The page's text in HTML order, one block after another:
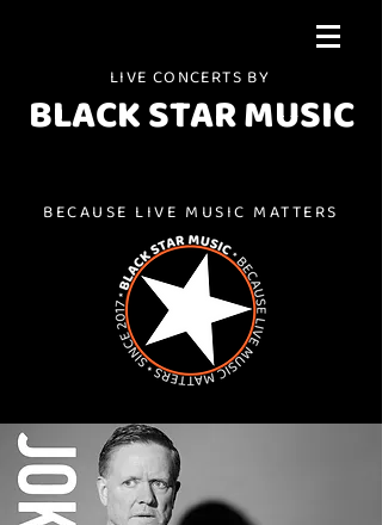
LIVE CONCERTS BY
BLACK STAR MUSIC
BECAUSE LIVE MUSIC MATTERS